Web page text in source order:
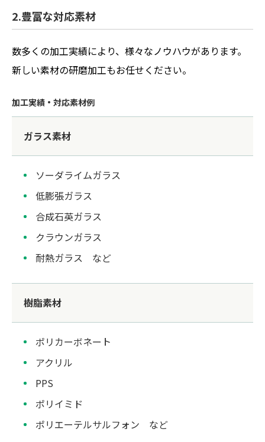
2.豊富な対応素材
数多くの加工実績により、様々なノウハウがあります。
新しい素材の研磨加工もお任せください。
加工実績・対応素材例
ガラス素材
ソーダライムガラス
低膨張ガラス
合成石英ガラス
クラウンガラス
耐熱ガラス など
樹脂素材
ポリカーボネート
アクリル
PPS
ポリイミド
ポリエーテルサルフォン など